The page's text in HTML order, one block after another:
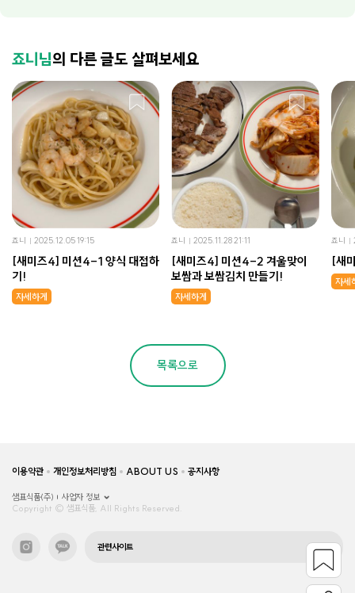
죠니님의 다른 글도 살펴보세요
죠니 2025.12.05 19:15
[새미즈4] 미션4-1 양식 대접하
기!
자세하게
죠니 2025.11.28 21:11
[새미즈4] 미션4-2 겨울맞이
보쌈과 보쌈김치 만들기!
자세하게
죠니
[새
자세
목록으로
이용약관 개인정보처리방침 ABOUT US 공지사항
샘표식품(주)
사업자 정보
Copyright © 샘표식품, All Rights Reserved.
관련사이트